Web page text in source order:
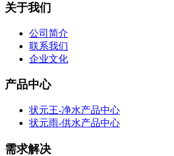
关于我们
公司简介
联系我们
企业文化
产品中心
状元王-净水产品中心
状元雨-供水产品中心
需求解决